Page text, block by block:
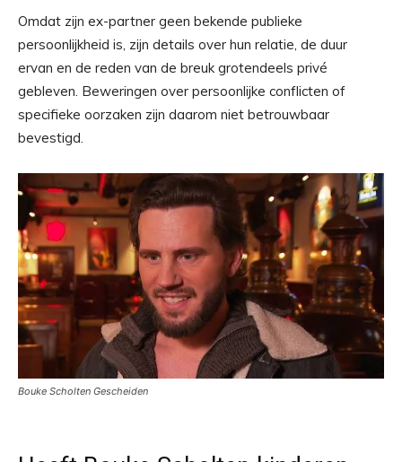
Omdat zijn ex-partner geen bekende publieke
persoonlijkheid is, zijn details over hun relatie, de duur
ervan en de reden van de breuk grotendeels privé
gebleven. Beweringen over persoonlijke conflicten of
specifieke oorzaken zijn daarom niet betrouwbaar
bevestigd.
Bouke Scholten Gescheiden